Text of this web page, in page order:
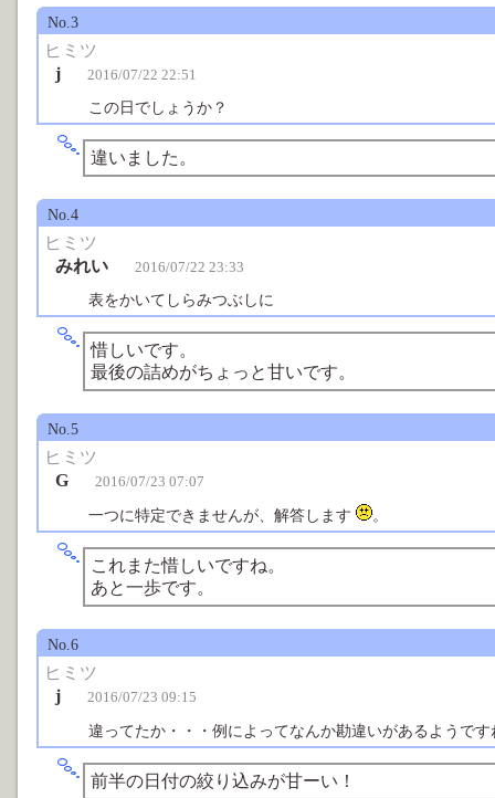
No.3
ヒミツ
j
2016/07/22 22:51
この日でしょうか？
違いました。
No.4
ヒミツ
みれい
2016/07/22 23:33
表をかいてしらみつぶしに
惜しいです。
最後の詰めがちょっと甘いです。
No.5
ヒミツ
G
2016/07/23 07:07
一つに特定できませんが、解答します 。
これまた惜しいですね。
あと一歩です。
No.6
ヒミツ
j
2016/07/23 09:15
違ってたか・・・例によってなんか勘違いがあるようで
前半の日付の絞り込みが甘ーい！